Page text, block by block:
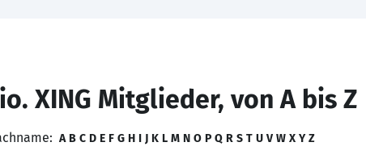
XING Mitglieder, von A bis Z
A B C D E F G H I J K L M N O P Q R S T U V W X Y Z